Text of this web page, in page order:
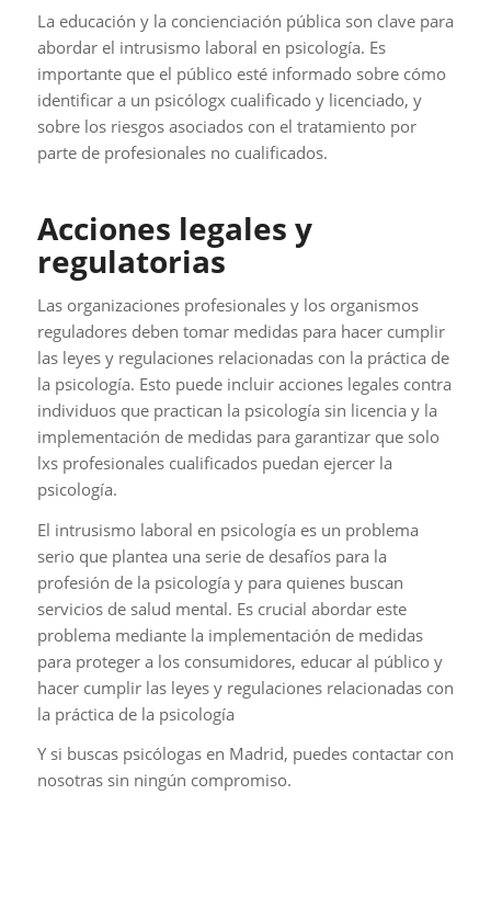
La educación y la concienciación pública son clave para
abordar el intrusismo laboral en psicología. Es
importante que el público esté informado sobre cómo
identificar a un psicólogx cualificado y licenciado, y
sobre los riesgos asociados con el tratamiento por
parte de profesionales no cualificados.
Acciones legales y
regulatorias
Las organizaciones profesionales y los organismos
reguladores deben tomar medidas para hacer cumplir
las leyes y regulaciones relacionadas con la práctica de
la psicología. Esto puede incluir acciones legales contra
individuos que practican la psicología sin licencia y la
implementación de medidas para garantizar que solo
lxs profesionales cualificados puedan ejercer la
psicología.
El intrusismo laboral en psicología es un problema
serio que plantea una serie de desafíos para la
profesión de la psicología y para quienes buscan
servicios de salud mental. Es crucial abordar este
problema mediante la implementación de medidas
para proteger a los consumidores, educar al público y
hacer cumplir las leyes y regulaciones relacionadas con
la práctica de la psicología
Y si buscas psicólogas en Madrid, puedes contactar con
nosotras sin ningún compromiso.